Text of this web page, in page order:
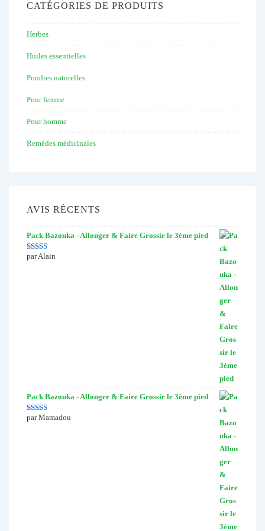
CATÉGORIES DE PRODUITS
Herbes
Huiles essentielles
Poudres naturelles
Pour femme
Pour homme
Remèdes médicinales
AVIS RÉCENTS
Pack Bazouka - Allonger & Faire Grossir le 3ème pied
Note5sur 5
par Alain
Pack Bazouka - Allonger & Faire Grossir le 3ème pied
Note5sur 5
par Mamadou